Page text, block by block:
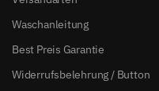
Waschanleitung
Best Preis Garantie
Widerrufsbelehrung / Button